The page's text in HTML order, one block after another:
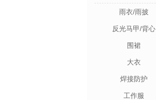
雨衣/雨披
反光马甲/背心
围裙
大衣
焊接防护
工作服